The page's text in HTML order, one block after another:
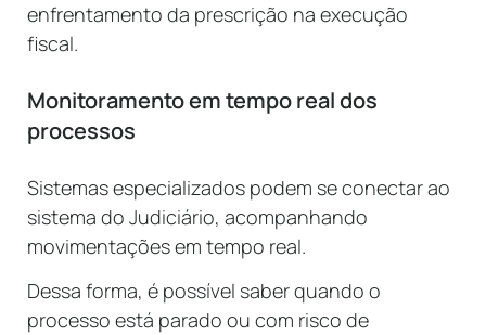
enfrentamento da prescrição na execução
fiscal.
Monitoramento em tempo real dos
processos
Sistemas especializados podem se conectar ao
sistema do Judiciário, acompanhando
movimentações em tempo real.
Dessa forma, é possível saber quando o
processo está parado ou com risco de